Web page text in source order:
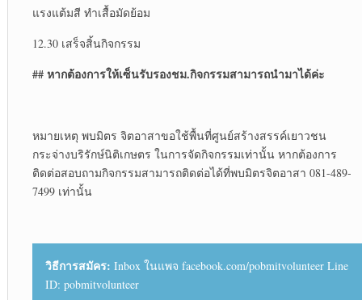
แรงแต้มสี ทำเสื้อมัดย้อม
12.30 เสร็จสิ้นกิจกรรม
##หากต้องการให้เซ็นรับรองชม.กิจกรรมสามารถนำมาได้ค่ะ
หมายเหตุ พบมิตร จิตอาสาขอใช้พื้นที่ศูนย์สร้างสรรค์เยาวชน
กระจ่างบริรักษ์นิติเกษตร ในการจัดกิจกรรมเท่านั้น หากต้องการ
ติดต่อสอบถามกิจกรรมสามารถติดต่อได้ที่พบมิตรจิตอาสา 081-489-
7499 เท่านั้น
วิธีการสมัคร: Inbox ในแพจ facebook.com/pobmitvolunteer Line
ID: pobmitvolunteer